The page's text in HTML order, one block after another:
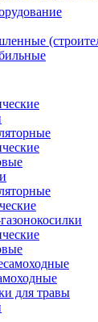
для травы